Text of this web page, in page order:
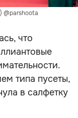
@parshoota
что
типа пусеты,
в салфетку